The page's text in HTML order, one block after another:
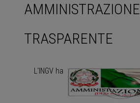
AMMINISTRAZIONE
TRASPARENTE
L'INGV ha